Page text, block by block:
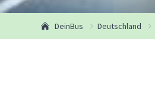
DeinBus Deutschland